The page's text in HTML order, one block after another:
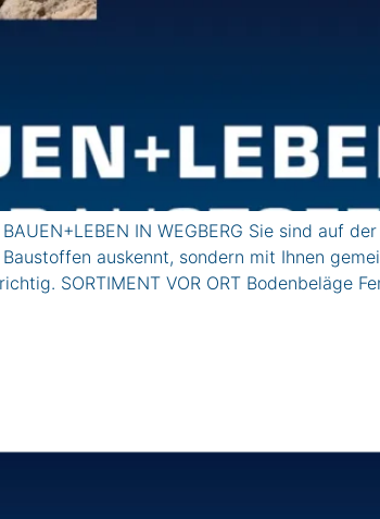
IN WEGBERG Sie sind auf
auskennt, sondern mit Ihnen
SORTIMENT VOR ORT Bodenbeläge